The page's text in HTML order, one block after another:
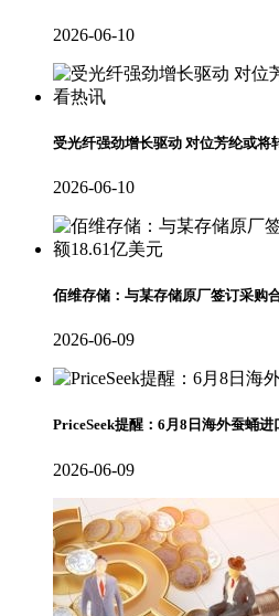
2026-06-10
受光纤强劲增长驱动 对位芳纶或将
2026-06-10
佰维存储：与某存储原厂签订采购
2026-06-09
PriceSeek提醒：6月8日海外蚕蛹进
2026-06-09